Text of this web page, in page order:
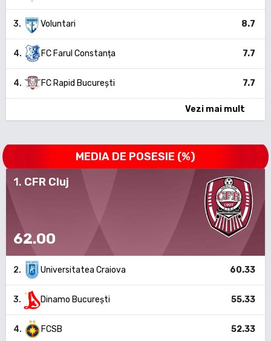
3. Voluntari 8.7
4. FC Farul Constanța 7.7
4. FC Rapid București 7.7
Vezi mai mult
MEDIA DE POSESIE (%)
1. CFR Cluj
62.00
2. Universitatea Craiova 60.33
3. Dinamo București 55.33
4. FCSB 52.33